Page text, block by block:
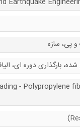
پی، سازه
بارگذاری دوره ای،
- Polypropylene